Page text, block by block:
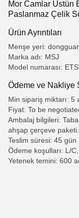
Mor Camlar Üstün
Paslanmaz Çelik
Ürün Ayrıntıları
Menşe yeri:
Marka adı: MSJ
Model numarası:
Ödeme ve Nakliye
Min sipariş miktarı: 5
Fiyat: To be
Ambalaj bilgileri:
ahşap çerçeve paketi.
Teslim süresi: 45 gün
Ödeme koşulları: L/
Yetenek temini: 600